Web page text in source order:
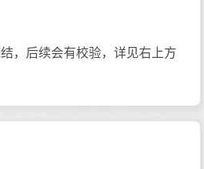
，后续会有校验，详见右上方